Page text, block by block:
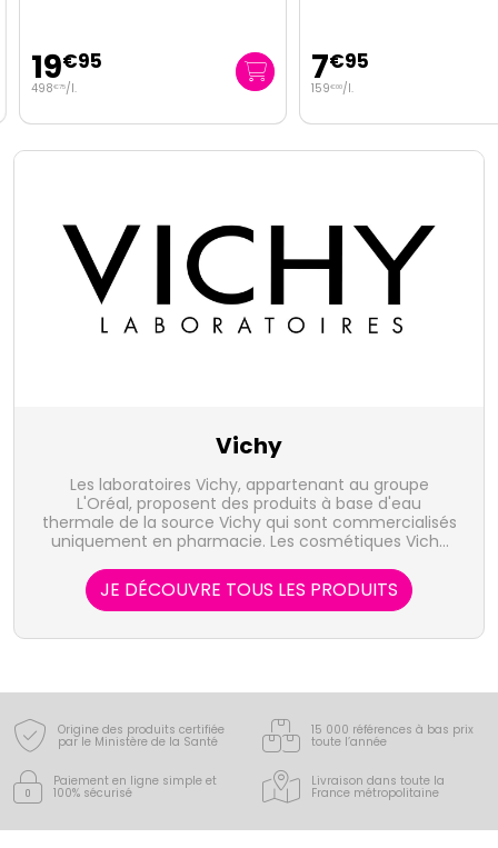
19€95
498€75/l. 7€95
159€00/l.
Vichy
Les laboratoires Vichy, appartenant au groupe
L'Oréal, proposent des produits à base d'eau
thermale de la source Vichy qui sont commercialisés
uniquement en pharmacie. Les cosmétiques Vichy
cheveux tels que Liftactiv, Capital Soleil, Normaderm
ou Dermablend sont destinés aux hommes, femmes
et enfants.
JE DÉCOUVRE TOUS LES PRODUITS
Origine des produits certifiée
par le Ministère de la Santé
15 000 références à bas prix
toute l’année
Paiement en ligne simple et
100% sécurisé
Livraison dans toute la
France métropolitaine